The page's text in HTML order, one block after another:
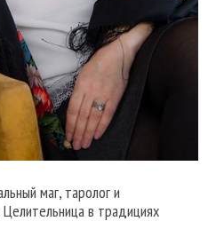
маг, таролог и
Целительница в традициях